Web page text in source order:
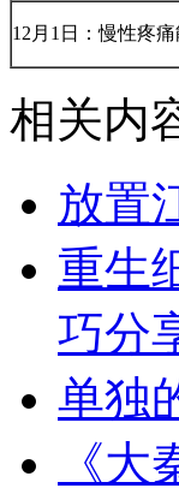
12月1日：慢性疼
相关内
放置
重生
巧分
单独
《